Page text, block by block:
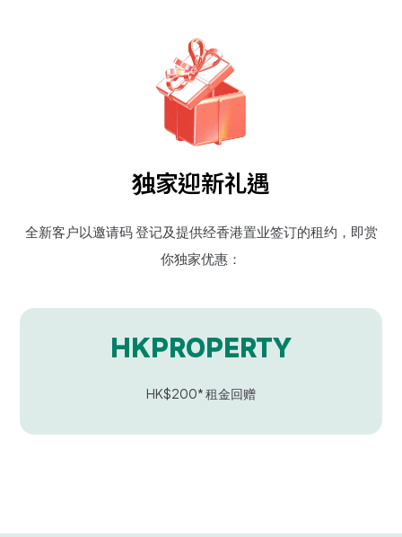
独家迎新礼遇
全新客户以邀请码 登记及提供经香港置业签订的租约，即赏
你独家优惠：
HKPROPERTY
HK$200* 租金回赠